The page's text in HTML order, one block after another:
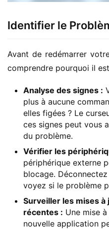
Identifier le
Avant de redémarrer
comprendre pourquoi il
Analyse des signes :
plus à aucune
elles figées ? Le
ces signes peut vous
du problème.
Vérifier les
périphérique externe
blocage.
voyez si le problème
Surveiller les mises
récentes : Une mise
nouvelle application